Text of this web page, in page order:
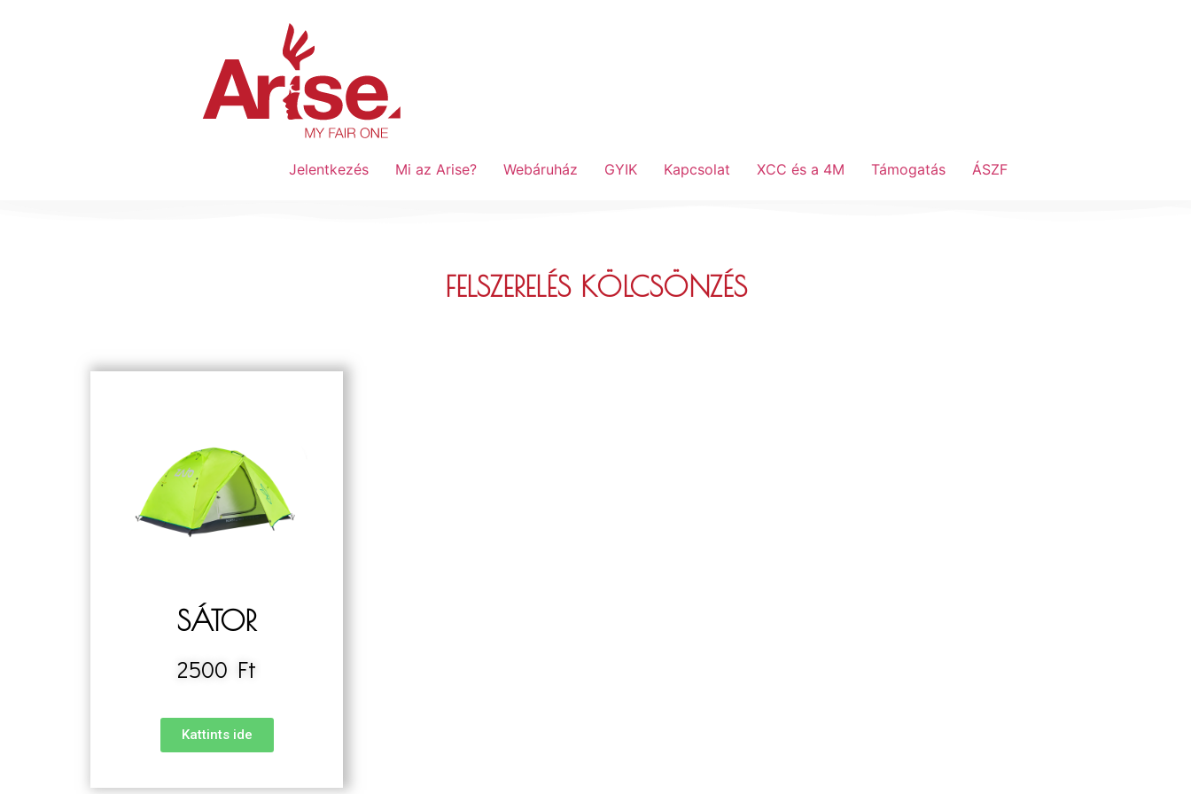
Jelentkezés Mi az Arise? Webáruház GYIK Kapcsolat XCC és a 4M Támogatás ÁSZF
FELSZERELÉS KÖLCSÖNZÉS
SÁTOR
2500 Ft
Kattints ide